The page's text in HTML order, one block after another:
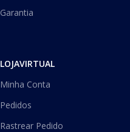
Garantia
LOJAVIRTUAL
Minha Conta
Pedidos
Rastrear Pedido